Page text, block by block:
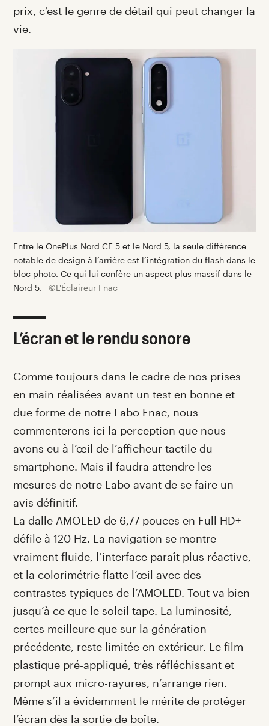
prix, c’est le genre de détail qui peut changer la
vie.
Entre le OnePlus Nord CE 5 et le Nord 5, la seule différence
notable de design à l’arrière est l’intégration du flash dans le
bloc photo. Ce qui lui confère un aspect plus massif dans le
Nord 5.
©L'Éclaireur Fnac
L’écran et le rendu sonore
Comme toujours dans le cadre de nos prises
en main réalisées avant un test en bonne et
due forme de notre Labo Fnac, nous
commenterons ici la perception que nous
avons eu à l’œil de l’afficheur tactile du
smartphone. Mais il faudra attendre les
mesures de notre Labo avant de se faire un
avis définitif.
La dalle AMOLED de 6,77 pouces en Full HD+
défile à 120 Hz. La navigation se montre
vraiment fluide, l’interface paraît plus réactive,
et la colorimétrie flatte l’œil avec des
contrastes typiques de l’AMOLED. Tout va bien
jusqu’à ce que le soleil tape. La luminosité,
certes meilleure que sur la génération
précédente, reste limitée en extérieur. Le film
plastique pré-appliqué, très réfléchissant et
prompt aux micro-rayures, n’arrange rien.
Même s’il a évidemment le mérite de protéger
l’écran dès la sortie de boîte.